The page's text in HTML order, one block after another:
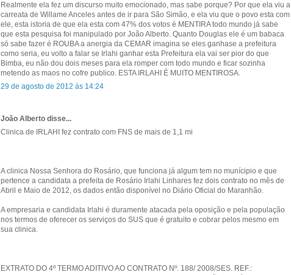
Realmente ela fez um discurso muito emocionado, mas sabe porque? Por que ela viu a
carreata de Willame Anceles antes de ir para São Simão, e ela viu que o povo esta com
ele, esta istoria de que ela esta com 47% dos votos é MENTIRA todo mundo já sabe
que esta pesquisa foi manipulado por João Alberto. Quanto Douglas ele é um babaca
só sabe fazer é ROUBA a anergia da CEMAR imagina se eles ganhase a prefeitura
como seria, eu volto a falar se Irlahi ganhar esta Prefeitura ela vai ser pior do que
Bimba, eu não dou dois meses para ela romper com todo mundo e ficar sozinha
metendo as maos no cofre publico. ESTA IRLAHI É MUITO MENTIROSA.
29 de agosto de 2012 às 14:24
João Alberto disse...
Clinica de IRLAHI fez contrato com FNS de mais de 1,1 mi
A clinica Nossa Senhora do Rosário, que funciona já algum tem no munícipio e que
pertence a candidata a prefeita de Rosário Irlahi Linhares fez dois contrato no mês de
Abril e Maio de 2012, os dados então disponível no Diário Oficial do Maranhão.
A empresaria e candidata Irlahi é duramente atacada pela oposição e pela população
nos termos de oferecer os serviços do SUS que é gratuito e cobrar pelos mesmo em
sua clinica.
EXTRATO DO 4º TERMO ADITIVO AO CONTRATO Nº. 188/ 2008/SES. REF.: